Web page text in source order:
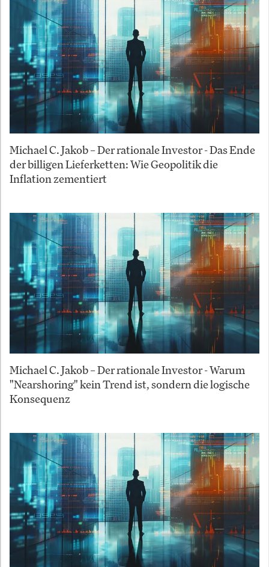
Michael C. Jakob – Der rationale Investor - Das Ende
der billigen Lieferketten: Wie Geopolitik die
Inflation zementiert
Michael C. Jakob – Der rationale Investor - Warum
"Nearshoring" kein Trend ist, sondern die logische
Konsequenz